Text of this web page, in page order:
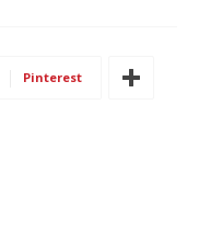
Pinterest